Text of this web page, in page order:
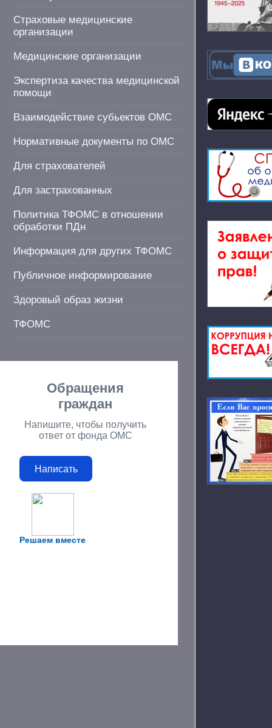
Страховые медицинские
организации
Медицинские организации
Экспертиза качества медицинской
помощи
Взаимодействие субьектов ОМС
Нормативные документы по ОМС
Для страхователей
Для застрахованных
Политика ТФОМС в отношении
обработки ПДн
Информация для других ТФОМС
Публичное информирование
Здоровый образ жизни
ТФОМС
Решаем вместе
Обращения
граждан
Напишите, чтобы получить
ответ от фонда ОМС
Написать